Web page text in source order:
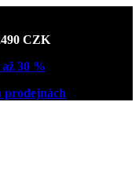
CZK
30 %
prodejnách